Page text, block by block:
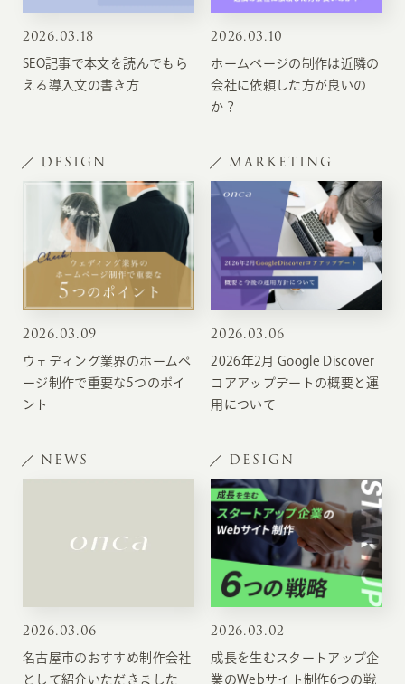
2026.03.18
SEO記事で本文を読んでもら
える導入文の書き方
2026.03.10
ホームページの制作は近隣の
会社に依頼した方が良いの
か？
DESIGN
2026.03.09
ウェディング業界のホームペ
ージ制作で重要な5つのポイ
ント
MARKETING
2026.03.06
2026年2月 Google Discover
コアアップデートの概要と運
用について
NEWS
2026.03.06
名古屋市のおすすめ制作会社
として紹介いただきました
DESIGN
2026.03.02
成長を生むスタートアップ企
業のWebサイト制作6つの戦